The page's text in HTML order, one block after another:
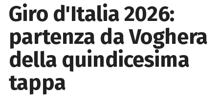
Giro d'Italia 2026:
partenza da Voghera
della quindicesima
tappa